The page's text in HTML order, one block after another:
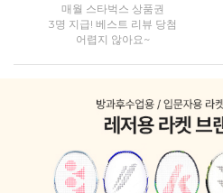
매월 스타벅스 상품권
3명 지급! 베스트 리뷰 당첨
어렵지 않아요~